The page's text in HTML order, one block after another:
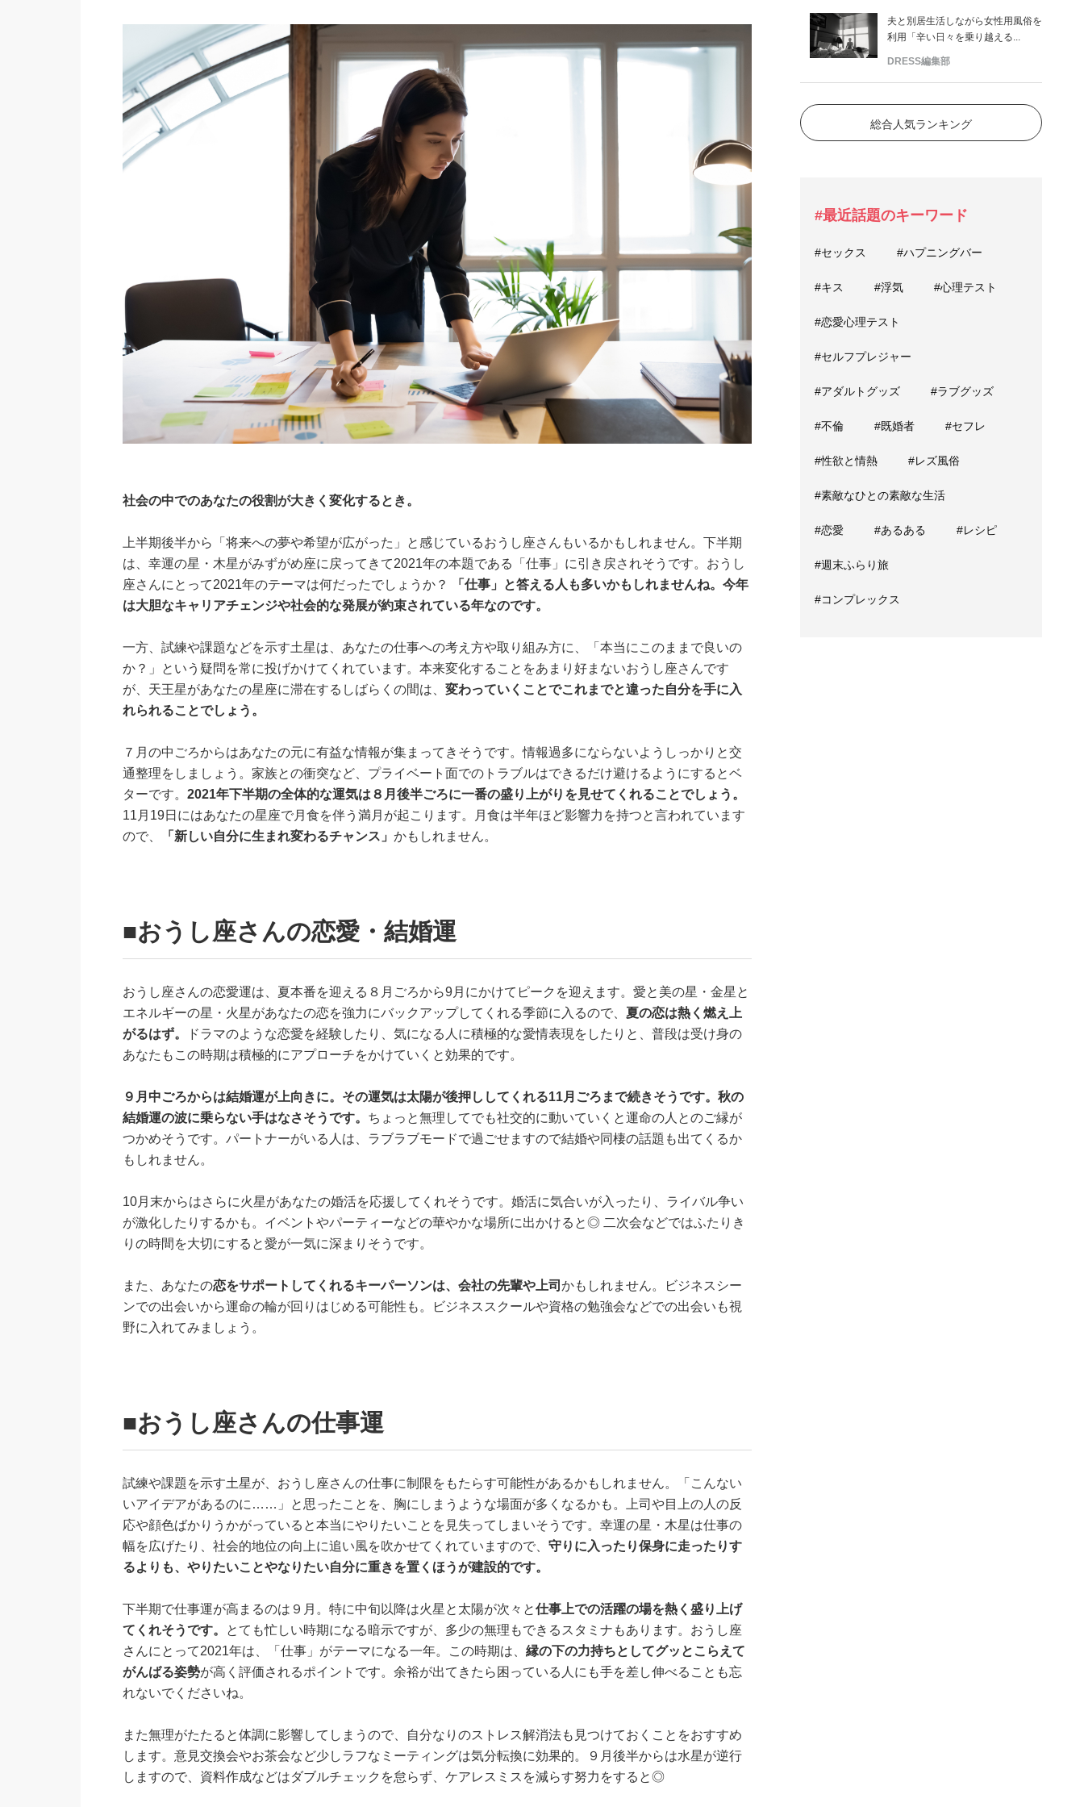
社会の中でのあなたの役割が大きく変化するとき。
上半期後半から「将来への夢や希望が広がった」と感じているおうし座さんもいるかもしれません。下半期
は、幸運の星・木星がみずがめ座に戻ってきて2021年の本題である「仕事」に引き戻されそうです。おうし
座さんにとって2021年のテーマは何だったでしょうか？
「仕事」と答える人も多いかもしれませんね。今年
は大胆なキャリアチェンジや社会的な発展が約束されている年なのです。
一方、試練や課題などを示す土星は、あなたの仕事への考え方や取り組み方に、「本当にこのままで良いの
か？」という疑問を常に投げかけてくれています。本来変化することをあまり好まないおうし座さんです
が、天王星があなたの星座に滞在するしばらくの間は、 変わっていくことでこれまでと違った自分を手に入
れられることでしょう。
７月の中ごろからはあなたの元に有益な情報が集まってきそうです。情報過多にならないようしっかりと交
通整理をしましょう。家族との衝突など、プライベート面でのトラブルはできるだけ避けるようにするとベ
ターです。 2021年下半期の全体的な運気は８月後半ごろに一番の盛り上がりを見せてくれることでしょう。
11月19日にはあなたの星座で月食を伴う満月が起こります。月食は半年ほど影響力を持つと言われています
ので、
「新しい自分に生まれ変わるチャンス」 かもしれません。
■おうし座さんの恋愛・結婚運
おうし座さんの恋愛運は、夏本番を迎える８月ごろから9月にかけてピークを迎えます。愛と美の星・金星と
エネルギーの星・火星があなたの恋を強力にバックアップしてくれる季節に入るので、 夏の恋は熱く燃え上
がるはず。
ドラマのような恋愛を経験したり、気になる人に積極的な愛情表現をしたりと、普段は受け身の
あなたもこの時期は積極的にアプローチをかけていくと効果的です。
９月中ごろからは結婚運が上向きに。その運気は太陽が後押ししてくれる11月ごろまで続きそうです。秋の
結婚運の波に乗らない手はなさそうです。 ちょっと無理してでも社交的に動いていくと運命の人とのご縁が
つかめそうです。パートナーがいる人は、ラブラブモードで過ごせますので結婚や同棲の話題も出てくるか
もしれません。
10月末からはさらに火星があなたの婚活を応援してくれそうです。婚活に気合いが入ったり、ライバル争い
が激化したりするかも。イベントやパーティーなどの華やかな場所に出かけると◎ 二次会などではふたりき
りの時間を大切にすると愛が一気に深まりそうです。
また、あなたの恋をサポートしてくれるキーパーソンは、会社の先輩や上司 かもしれません。ビジネスシー
ンでの出会いから運命の輪が回りはじめる可能性も。ビジネススクールや資格の勉強会などでの出会いも視
野に入れてみましょう。
■おうし座さんの仕事運
試練や課題を示す土星が、おうし座さんの仕事に制限をもたらす可能性があるかもしれません。「こんない
いアイデアがあるのに……」と思ったことを、胸にしまうような場面が多くなるかも。上司や目上の人の反
応や顔色ばかりうかがっていると本当にやりたいことを見失ってしまいそうです。幸運の星・木星は仕事の
幅を広げたり、社会的地位の向上に追い風を吹かせてくれていますので、 守りに入ったり保身に走ったりす
るよりも、やりたいことやなりたい自分に重きを置くほうが建設的です。
下半期で仕事運が高まるのは９月。特に中旬以降は火星と太陽が次々と仕事上での活躍の場を熱く盛り上げ
てくれそうです。
とても忙しい時期になる暗示ですが、多少の無理もできるスタミナもあります。おうし座
さんにとって2021年は、「仕事」がテーマになる一年。この時期は、 縁の下の力持ちとしてグッとこらえて
がんばる姿勢が高く評価されるポイントです。余裕が出てきたら困っている人にも手を差し伸べることも忘
れないでくださいね。
また無理がたたると体調に影響してしまうので、自分なりのストレス解消法も見つけておくことをおすすめ
します。意見交換会やお茶会など少しラフなミーティングは気分転換に効果的。９月後半からは水星が逆行
しますので、資料作成などはダブルチェックを怠らず、ケアレスミスを減らす努力をすると◎
夫と別居生活しながら女性用風俗を
利用「辛い日々を乗り越える...
DRESS編集部
総合人気ランキング
#最近話題のキーワード
#セックス #ハプニングバー
#キス #浮気 #心理テスト
#恋愛心理テスト
#セルフプレジャー
#アダルトグッズ #ラブグッズ
#不倫 #既婚者 #セフレ
#性欲と情熱 #レズ風俗
#素敵なひとの素敵な生活
#恋愛 #あるある #レシピ
#週末ふらり旅
#コンプレックス